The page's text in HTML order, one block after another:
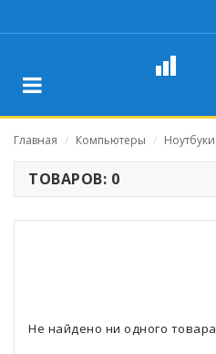
Главная / Компьютеры / Ноутбуки
ТОВАРОВ: 0
Не найдено ни одного товара